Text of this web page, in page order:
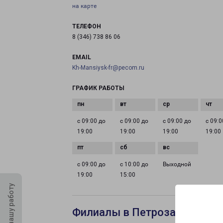
на карте
ТЕЛЕФОН
8 (346) 738 86 06
EMAIL
Kh-Mansiysk-fr@pecom.ru
ГРАФИК РАБОТЫ
с 09:00 до
19:00
с 09:00 до
19:00
с 09:00 до
19:00
с
19:00
с 09:00 до
19:00
с 10:00 до
15:00
Выходной
Филиалы в Петрозаводске